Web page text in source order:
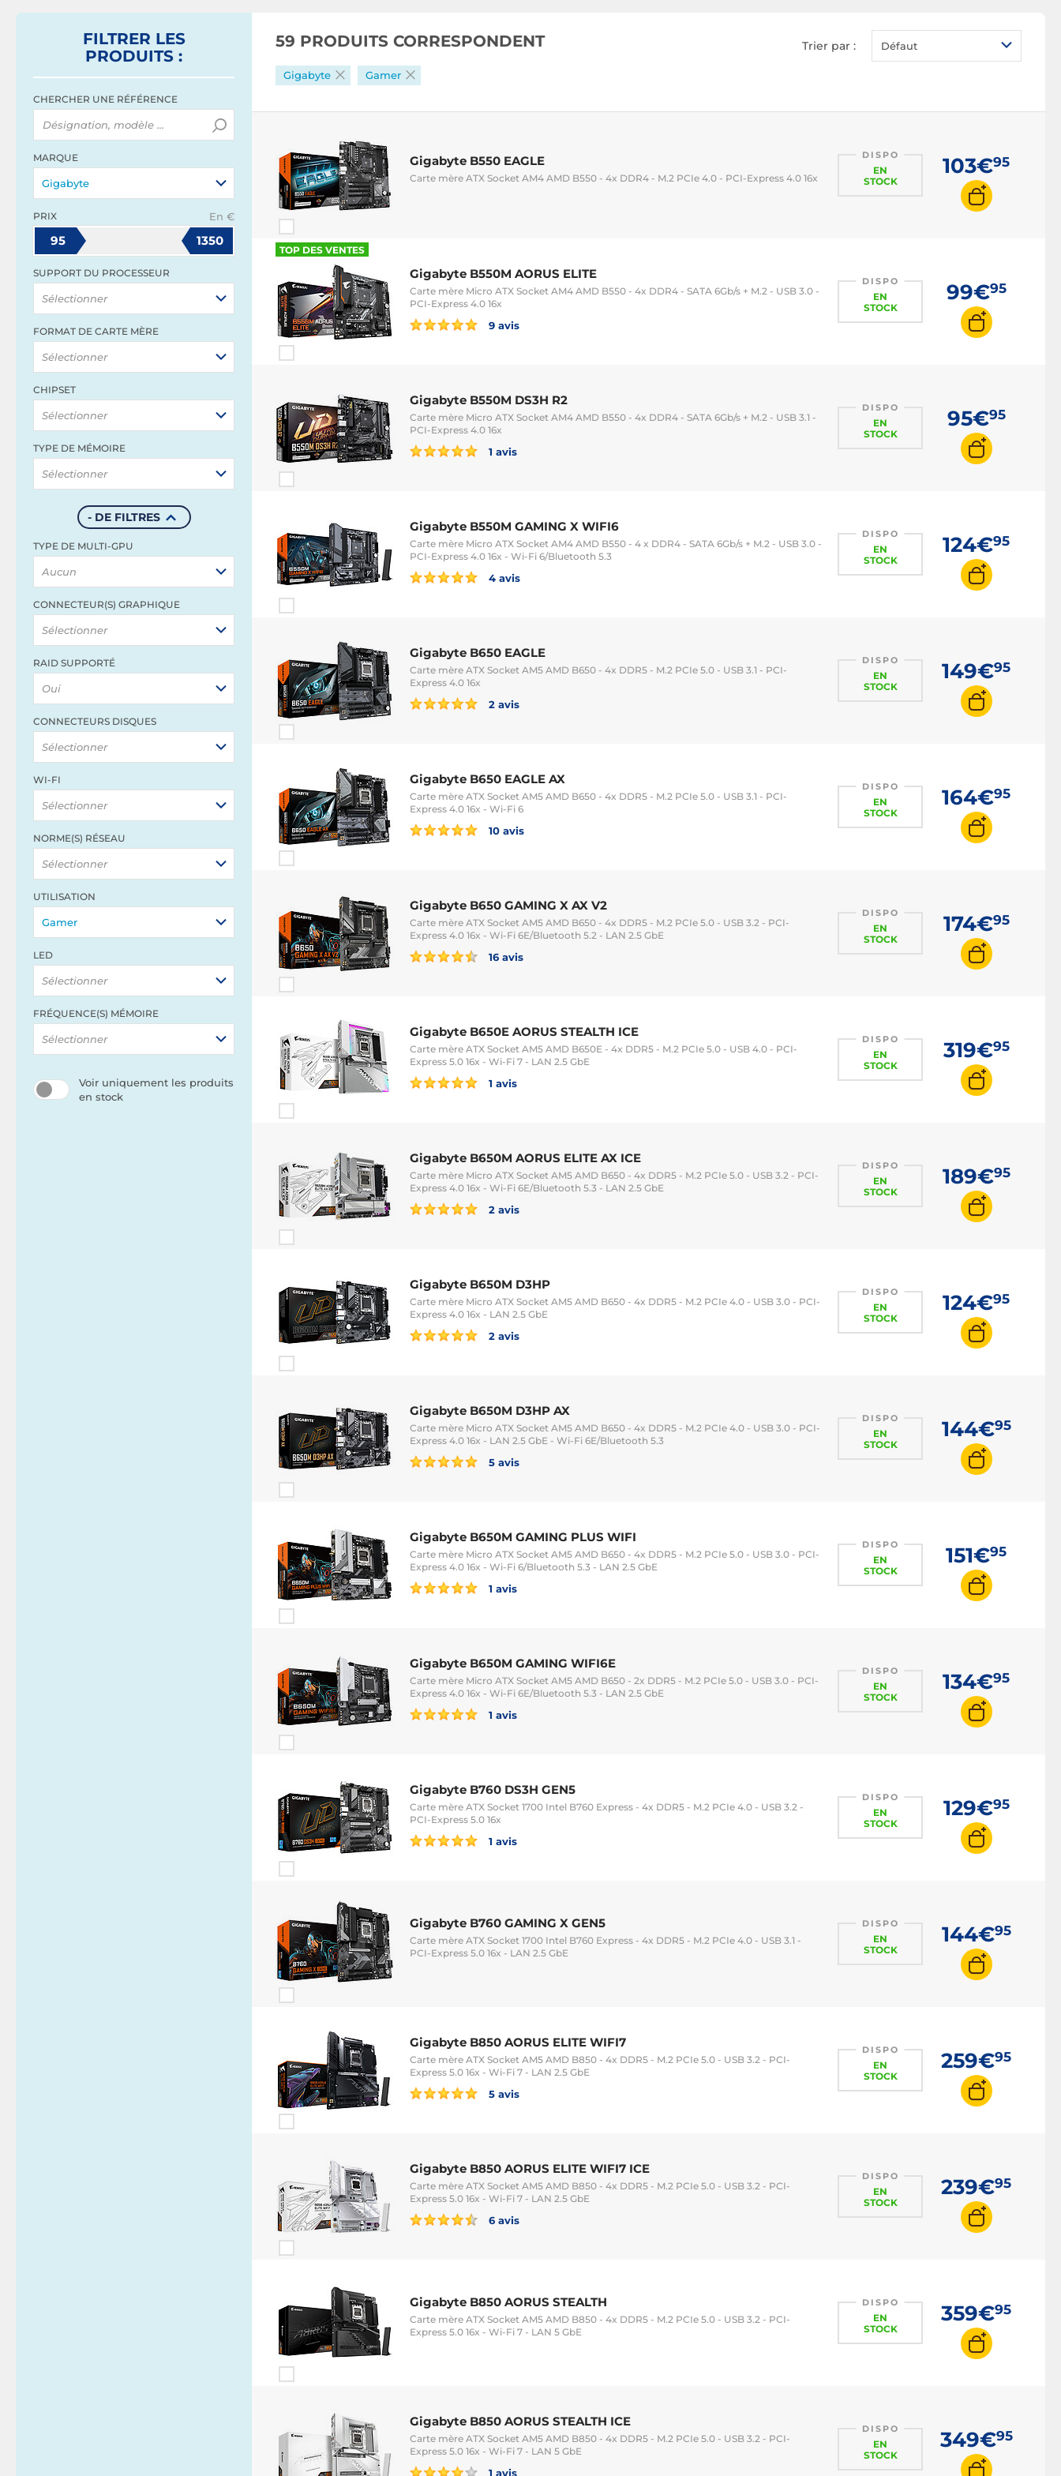
Carte mère Intel H610
Carte mère AMD B550
Carte mère AMD B650
FILTRER LES
PRODUITS :
CHERCHER UNE RÉFÉRENCE
MARQUE
Gigabyte
PRIX En €
95 1350
SUPPORT DU PROCESSEUR
Sélectionner
FORMAT DE CARTE MÈRE
Sélectionner
CHIPSET
Sélectionner
TYPE DE MÉMOIRE
Sélectionner
- DE FILTRES
TYPE DE MULTI-GPU
Aucun
CONNECTEUR(S) GRAPHIQUE
Sélectionner
RAID SUPPORTÉ
Oui
CONNECTEURS DISQUES
Sélectionner
WI-FI
Sélectionner
NORME(S) RÉSEAU
Sélectionner
UTILISATION
Gamer
LED
Sélectionner
FRÉQUENCE(S) MÉMOIRE
Sélectionner
Voir uniquement les produits
en stock
59 PRODUITS CORRESPONDENT Trier par : Défaut
Gigabyte Gamer
Gigabyte B550 EAGLE
Carte mère ATX Socket AM4 AMD B550 - 4x DDR4 - M.2 PCIe 4.0 - PCI-Express 4.0 16x
DISPO
EN
STOCK
103€95
TOP DES VENTES
Gigabyte B550M AORUS ELITE
Carte mère Micro ATX Socket AM4 AMD B550 - 4x DDR4 - SATA 6Gb/s + M.2 - USB 3.0 -
PCI-Express 4.0 16x
9 avis
DISPO
EN
STOCK
99€95
Gigabyte B550M DS3H R2
Carte mère Micro ATX Socket AM4 AMD B550 - 4x DDR4 - SATA 6Gb/s + M.2 - USB 3.1 -
PCI-Express 4.0 16x
1 avis
DISPO
EN
STOCK
95€95
Gigabyte B550M GAMING X WIFI6
Carte mère Micro ATX Socket AM4 AMD B550 - 4 x DDR4 - SATA 6Gb/s + M.2 - USB 3.0 -
PCI-Express 4.0 16x - Wi-Fi 6/Bluetooth 5.3
4 avis
DISPO
EN
STOCK
124€95
Gigabyte B650 EAGLE
Carte mère ATX Socket AM5 AMD B650 - 4x DDR5 - M.2 PCIe 5.0 - USB 3.1 - PCI-
Express 4.0 16x
2 avis
DISPO
EN
STOCK
149€95
Gigabyte B650 EAGLE AX
Carte mère ATX Socket AM5 AMD B650 - 4x DDR5 - M.2 PCIe 5.0 - USB 3.1 - PCI-
Express 4.0 16x - Wi-Fi 6
10 avis
DISPO
EN
STOCK
164€95
Gigabyte B650 GAMING X AX V2
Carte mère ATX Socket AM5 AMD B650 - 4x DDR5 - M.2 PCIe 5.0 - USB 3.2 - PCI-
Express 4.0 16x - Wi-Fi 6E/Bluetooth 5.2 - LAN 2.5 GbE
16 avis
DISPO
EN
STOCK
174€95
Gigabyte B650E AORUS STEALTH ICE
Carte mère ATX Socket AM5 AMD B650E - 4x DDR5 - M.2 PCIe 5.0 - USB 4.0 - PCI-
Express 5.0 16x - Wi-Fi 7 - LAN 2.5 GbE
1 avis
DISPO
EN
STOCK
319€95
Gigabyte B650M AORUS ELITE AX ICE
Carte mère Micro ATX Socket AM5 AMD B650 - 4x DDR5 - M.2 PCIe 5.0 - USB 3.2 - PCI-
Express 4.0 16x - Wi-Fi 6E/Bluetooth 5.3 - LAN 2.5 GbE
2 avis
DISPO
EN
STOCK
189€95
Gigabyte B650M D3HP
Carte mère Micro ATX Socket AM5 AMD B650 - 4x DDR5 - M.2 PCIe 4.0 - USB 3.0 - PCI-
Express 4.0 16x - LAN 2.5 GbE
2 avis
DISPO
EN
STOCK
124€95
Gigabyte B650M D3HP AX
Carte mère Micro ATX Socket AM5 AMD B650 - 4x DDR5 - M.2 PCIe 4.0 - USB 3.0 - PCI-
Express 4.0 16x - LAN 2.5 GbE - Wi-Fi 6E/Bluetooth 5.3
5 avis
DISPO
EN
STOCK
144€95
Gigabyte B650M GAMING PLUS WIFI
Carte mère Micro ATX Socket AM5 AMD B650 - 4x DDR5 - M.2 PCIe 5.0 - USB 3.0 - PCI-
Express 4.0 16x - Wi-Fi 6/Bluetooth 5.3 - LAN 2.5 GbE
1 avis
DISPO
EN
STOCK
151€95
Gigabyte B650M GAMING WIFI6E
Carte mère Micro ATX Socket AM5 AMD B650 - 2x DDR5 - M.2 PCIe 5.0 - USB 3.0 - PCI-
Express 4.0 16x - Wi-Fi 6E/Bluetooth 5.3 - LAN 2.5 GbE
1 avis
DISPO
EN
STOCK
134€95
Gigabyte B760 DS3H GEN5
Carte mère ATX Socket 1700 Intel B760 Express - 4x DDR5 - M.2 PCIe 4.0 - USB 3.2 -
PCI-Express 5.0 16x
1 avis
DISPO
EN
STOCK
129€95
Gigabyte B760 GAMING X GEN5
Carte mère ATX Socket 1700 Intel B760 Express - 4x DDR5 - M.2 PCIe 4.0 - USB 3.1 -
PCI-Express 5.0 16x - LAN 2.5 GbE
DISPO
EN
STOCK
144€95
Gigabyte B850 AORUS ELITE WIFI7
Carte mère ATX Socket AM5 AMD B850 - 4x DDR5 - M.2 PCIe 5.0 - USB 3.2 - PCI-
Express 5.0 16x - Wi-Fi 7 - LAN 2.5 GbE
5 avis
DISPO
EN
STOCK
259€95
Gigabyte B850 AORUS ELITE WIFI7 ICE
Carte mère ATX Socket AM5 AMD B850 - 4x DDR5 - M.2 PCIe 5.0 - USB 3.2 - PCI-
Express 5.0 16x - Wi-Fi 7 - LAN 2.5 GbE
6 avis
DISPO
EN
STOCK
239€95
Gigabyte B850 AORUS STEALTH
Carte mère ATX Socket AM5 AMD B850 - 4x DDR5 - M.2 PCIe 5.0 - USB 3.2 - PCI-
Express 5.0 16x - Wi-Fi 7 - LAN 5 GbE
DISPO
EN
STOCK
359€95
Gigabyte B850 AORUS STEALTH ICE
Carte mère ATX Socket AM5 AMD B850 - 4x DDR5 - M.2 PCIe 5.0 - USB 3.2 - PCI-
Express 5.0 16x - Wi-Fi 7 - LAN 5 GbE
1 avis
DISPO
EN
STOCK
349€95